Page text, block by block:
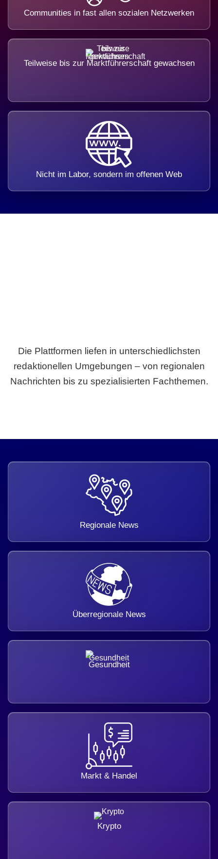
Communities in fast allen sozialen Netzwerken
Teilweise bis zur Marktführerschaft gewachsen
Nicht im Labor, sondern im offenen Web
Die Plattformen liefen in unterschiedlichsten
redaktionellen Umgebungen – von regionalen
Nachrichten bis zu spezialisierten Fachthemen.
Regionale News
Überregionale News
Gesundheit
Markt & Handel
Krypto